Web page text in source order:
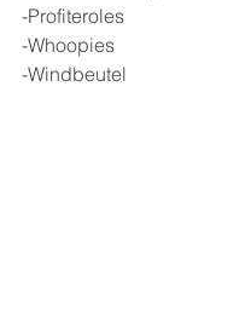
-Profiteroles
-Whoopies
-Windbeutel